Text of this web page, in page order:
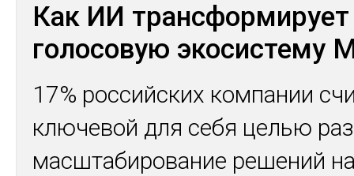
Как ИИ трансформирует
голосовую экосистему
17% российских компании
ключевой для себя целью
масштабирование решений